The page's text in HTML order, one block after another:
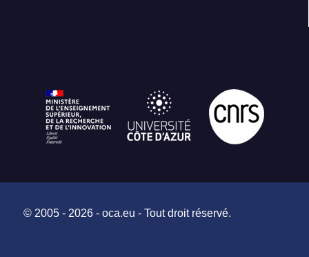
© 2005 - 2026 - oca.eu - Tout droit réservé.